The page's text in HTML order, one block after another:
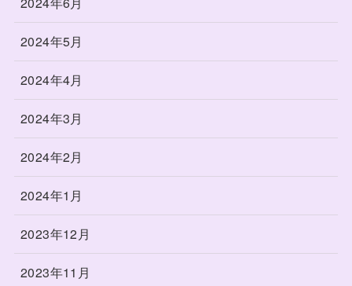
2024年5月
2024年4月
2024年3月
2024年2月
2024年1月
2023年12月
2023年11月